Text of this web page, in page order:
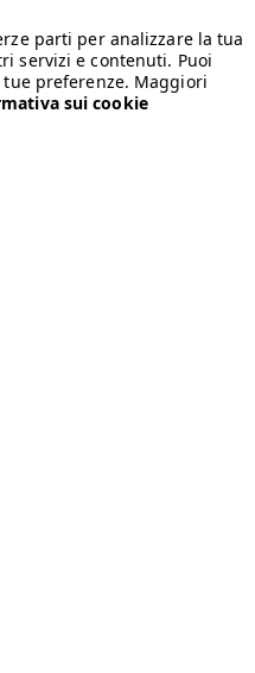
parti per analizzare la tua
servizi e contenuti. Puoi
preferenze. Maggiori
sui cookie
the brand